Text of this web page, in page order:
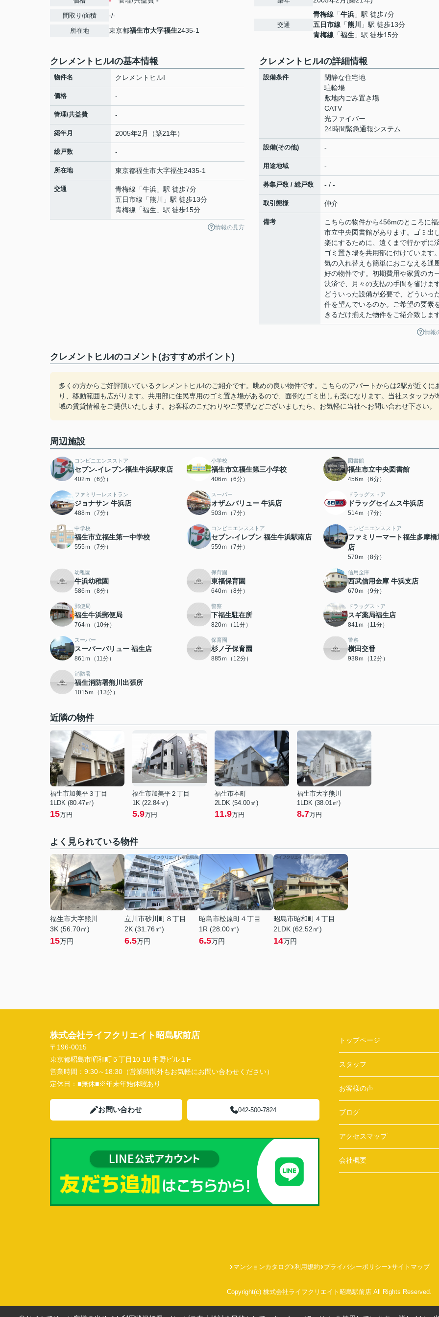
間取り/面積 -/-
所在地 東京都福生市大字福生2435-1
交通
青梅線 「牛浜 」駅 徒歩7分
五日市線 「熊川
」駅 徒歩13分
青梅線 「福生 」駅 徒歩15分
クレメントヒルIの基本情報
物件名 クレメントヒルI
価格 -
管理/共益費 -
築年月 2005年2月（築21年）
総戸数 -
所在地 東京都福生市大字福生2435-1
交通 青梅線 「牛浜 」駅 徒歩7分
五日市線 「熊川
」駅 徒歩13分
青梅線 「福生 」駅 徒歩15分
情報の見方
クレメントヒルIの詳細情報
設備条件
閑静な住宅地
駐輪場
敷地内ごみ置き場
CATV
光ファイバー
24時間緊急通報システム
設備(その他) -
用途地域 -
募集戸数 / 総戸数 - / -
取引態様 仲介
備考
こちらの物件から456mのところに
市立中央図書館があります。ゴミ出
楽にするために、遠くまで行かずに
ゴミ置き場を共用部に付けています
気の入れ替えも簡単におこなえる通
好の物件です。初期費用や家賃のカ
決済で、月々の支払の手間を省けま
どういった設備が必要で、どういっ
件を望んでいるのか。ご希望の要素
きるだけ揃えた物件をご紹介致しま
情報
クレメントヒルIのコメント(おすすめポイント)
多くの方からご好評頂いているクレメントヒルIのご紹介です。眺めの良い物件です。こちらのアパートからは2駅が近くに
り、移動範囲も広がります。共用部に住民専用のゴミ置き場があるので、面倒なゴミ出しも楽になります。当社スタッフが
域の賃貸情報をご提供いたします。お客様のこだわりやご要望などございましたら、お気軽に当社へお問い合わせ下さい。
周辺施設
コンビニエンスストア
セブン-イレブン福生牛浜駅東店
402ｍ（6分）
小学校
福生市立福生第三小学校
406ｍ（6分）
図書館
福生市立中央図書館
456ｍ（6分）
ファミリーレストラン
ジョナサン 牛浜店
488ｍ（7分）
スーパー
オザムバリュー 牛浜店
503ｍ（7分）
ドラッグストア
ドラッグセイムス牛浜店
514ｍ（7分）
中学校
福生市立福生第一中学校
555ｍ（7分）
コンビニエンスストア
セブン‐イレブン 福生牛浜駅南店
559ｍ（7分）
コンビニエンスストア
ファミリーマート福生多摩橋
店
570ｍ（8分）
幼稚園
牛浜幼稚園
586ｍ（8分）
保育園
東福保育園
640ｍ（8分）
信用金庫
西武信用金庫 牛浜支店
670ｍ（9分）
郵便局
福生牛浜郵便局
764ｍ（10分）
警察
下福生駐在所
820ｍ（11分）
ドラッグストア
スギ薬局福生店
841ｍ（11分）
スーパー
スーパーバリュー 福生店
861ｍ（11分）
保育園
杉ノ子保育園
885ｍ（12分）
警察
横田交番
938ｍ（12分）
消防署
福生消防署熊川出張所
1015ｍ（13分）
近隣の物件
福生市加美平３丁目
1LDK (80.47㎡)
15万円
福生市加美平２丁目
1K (22.84㎡)
5.9万円
福生市本町
2LDK (54.00㎡)
11.9万円
福生市大字熊川
1LDK (38.01㎡)
8.7万円
よく見られている物件
福生市大字熊川
3K (56.70㎡)
15万円
立川市砂川町８丁目
2K (31.76㎡)
6.5万円
昭島市松原町４丁目
1R (28.00㎡)
6.5万円
昭島市昭和町４丁目
2LDK (62.52㎡)
14万円
株式会社ライフクリエイト昭島駅前店
〒196-0015
東京都昭島市昭和町５丁目10-18 中野ビル１F
営業時間： 9:30～18:30（営業時間外もお気軽にお問い合わせください）
定休日： ■無休■※年末年始休暇あり
お問い合わせ 042-500-7824
トップページ
スタッフ
お客様の声
ブログ
アクセスマップ
会社概要
マンションカタログ 利用規約 プライバシーポリシー サイトマップ
Copyright(c) 株式会社ライフクリエイト昭島駅前店 All Rights Reserved.